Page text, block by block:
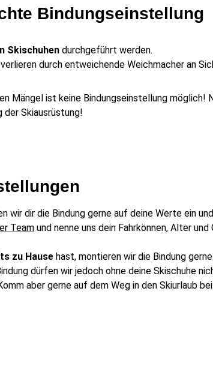
Bindungseinstellung
Skischuhen durchgeführt werden.
durch entweichende Weichmacher an
Mängel ist keine Bindungseinstellung möglich!
Skiausrüstung!
wir dir die Bindung gerne auf deine Werte ein
Team und nenne uns dein Fahrkönnen, Alter und
zu Hause hast, montieren wir die Bindung
dürfen wir jedoch ohne deine Skischuhe
aber gerne auf dem Weg in den Skiurlaub